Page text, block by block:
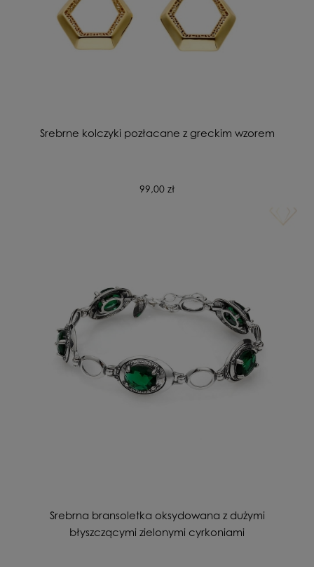
Srebrne kolczyki pozłacane z greckim wzorem
99,00 zł
Srebrna bransoletka oksydowana z dużymi
błyszczącymi zielonymi cyrkoniami